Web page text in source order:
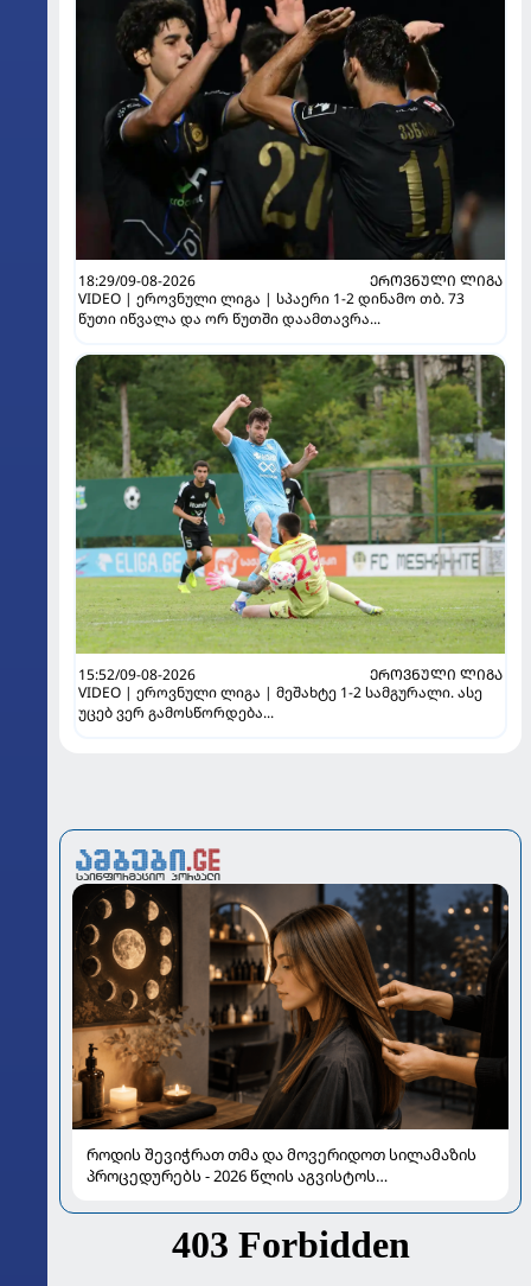
18:29/09-08-2026
ᲔᲠᲝᲕᲜᲣᲚᲘ ᲚᲘᲒᲐ
VIDEO | ეროვნული ლიგა | სპაერი 1-2 დინამო თბ. 73
წუთი იწვალა და ორ წუთში დაამთავრა...
15:52/09-08-2026
ᲔᲠᲝᲕᲜᲣᲚᲘ ᲚᲘᲒᲐ
VIDEO | ეროვნული ლიგა | მეშახტე 1-2 სამგურალი. ასე
უცებ ვერ გამოსწორდება...
როდის შევიჭრათ თმა და მოვერიდოთ სილამაზის
პროცედურებს - 2026 წლის აგვისტოს